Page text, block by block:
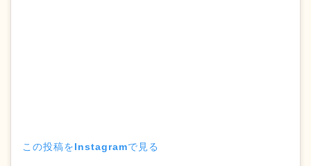
この投稿をInstagramで見る